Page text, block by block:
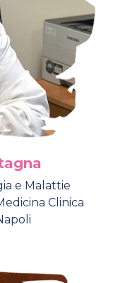
e Malattie
Clinica